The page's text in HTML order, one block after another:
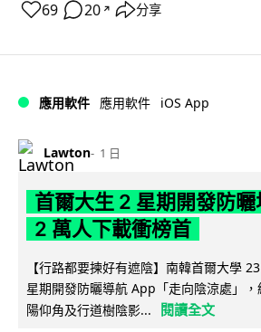
69 20 ↗ 分享
應用軟件 應用軟件 iOS App
Lawton 1 日
首爾大生 2 星期開發防
2 萬人下載衝榜首
【行路都要揀好有遮陰】南韓首爾大學
星期開發防曬導航 App「走向陰涼處」
陽仰角及行道樹陰影...
閱讀全文